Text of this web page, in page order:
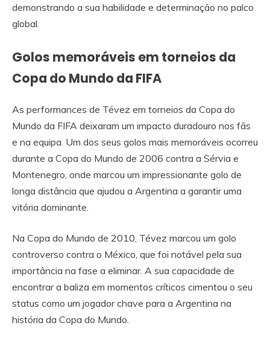
demonstrando a sua habilidade e determinação no palco
global.
Golos memoráveis em torneios da
Copa do Mundo da FIFA
As performances de Tévez em torneios da Copa do
Mundo da FIFA deixaram um impacto duradouro nos fãs
e na equipa. Um dos seus golos mais memoráveis ocorreu
durante a Copa do Mundo de 2006 contra a Sérvia e
Montenegro, onde marcou um impressionante golo de
longa distância que ajudou a Argentina a garantir uma
vitória dominante.
Na Copa do Mundo de 2010, Tévez marcou um golo
controverso contra o México, que foi notável pela sua
importância na fase a eliminar. A sua capacidade de
encontrar a baliza em momentos críticos cimentou o seu
status como um jogador chave para a Argentina na
história da Copa do Mundo.